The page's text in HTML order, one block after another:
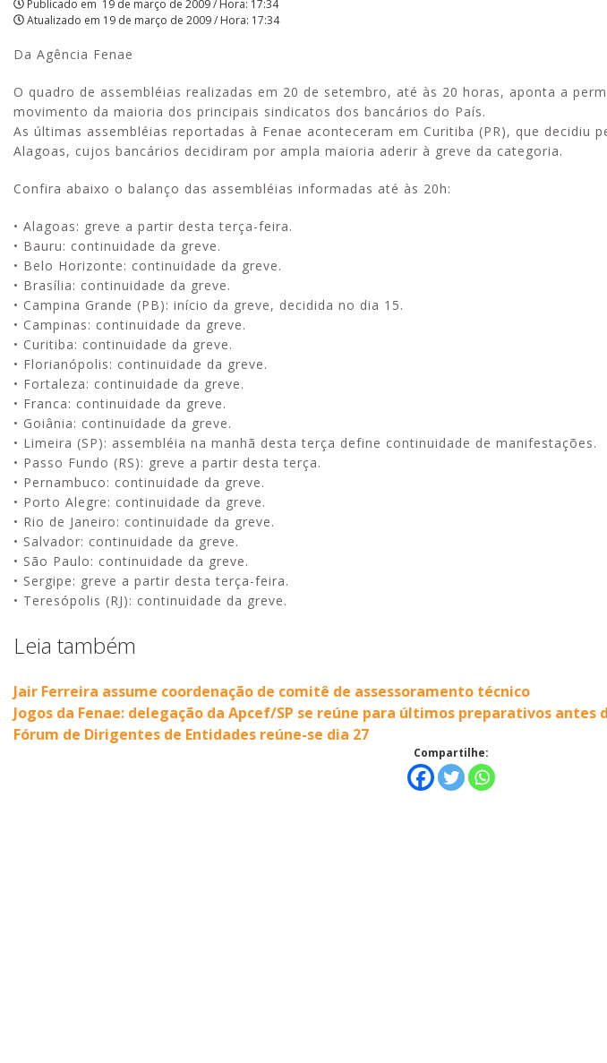
Publicado em 19 de março de 2009 / Hora: 17:34
Atualizado em 19 de março de 2009 / Hora: 17:34
Da Agência Fenae
O quadro de assembléias realizadas em 20 de setembro, até às 20 horas, aponta a
movimento da maioria dos principais sindicatos dos bancários do País.
As últimas assembléias reportadas à Fenae aconteceram em Curitiba (PR), que decidiu
Alagoas, cujos bancários decidiram por ampla maioria aderir à greve da categoria.
Confira abaixo o balanço das assembléias informadas até às 20h:
• Alagoas: greve a partir desta terça-feira.
• Bauru: continuidade da greve.
• Belo Horizonte: continuidade da greve.
• Brasília: continuidade da greve.
• Campina Grande (PB): início da greve, decidida no dia 15.
• Campinas: continuidade da greve.
• Curitiba: continuidade da greve.
• Florianópolis: continuidade da greve.
• Fortaleza: continuidade da greve.
• Franca: continuidade da greve.
• Goiânia: continuidade da greve.
• Limeira (SP): assembléia na manhã desta terça define continuidade de manifestações.
• Passo Fundo (RS): greve a partir desta terça.
• Pernambuco: continuidade da greve.
• Porto Alegre: continuidade da greve.
• Rio de Janeiro: continuidade da greve.
• Salvador: continuidade da greve.
• São Paulo: continuidade da greve.
• Sergipe: greve a partir desta terça-feira.
• Teresópolis (RJ): continuidade da greve.
Leia também
Jair Ferreira assume coordenação de comitê de assessoramento técnico
Jogos da Fenae: delegação da Apcef/SP se reúne para últimos preparativos antes
Fórum de Dirigentes de Entidades reúne-se dia 27
Compartilhe:
Aproveite a
com o Sesi e
e momentos de